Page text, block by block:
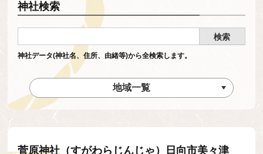
神社検索
神社データ(神社名、住所、由緒等)から全検索します。
地域一覧
菅原神社（すがわらじんじゃ）日向市美々津